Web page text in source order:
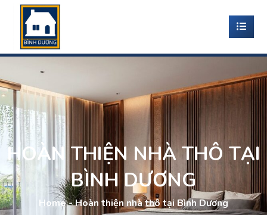
HOÀN THIỆN NHÀ THÔ TẠI
BÌNH DƯƠNG
Home-Hoàn thiện nhà thô tại Bình Dương